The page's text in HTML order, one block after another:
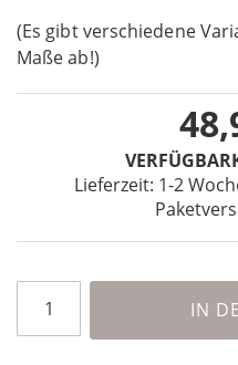
(Es gibt verschiedene
Maße ab!)
Lieferzeit: 1-2
IN
gallery